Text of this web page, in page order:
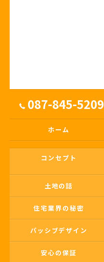
087-845-5209
ホーム
コンセプト
土地の話
住宅業界の秘密
パッシブデザイン
安心の保証